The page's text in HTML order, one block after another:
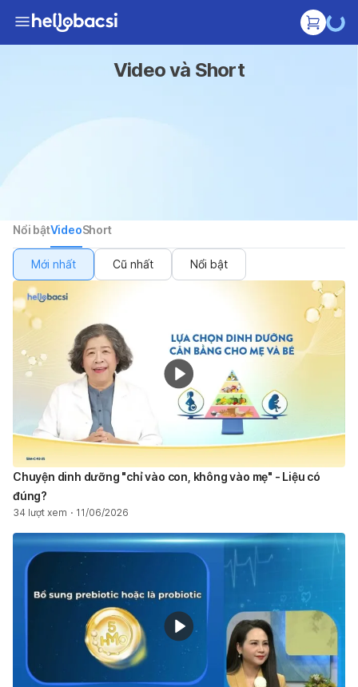
Video và Short
Nổi bậtVideoShort
Mới nhất Cũ nhất Nổi bật
Chuyện dinh dưỡng "chỉ vào con, không vào mẹ" - Liệu có
đúng?
34 lượt xem 11/06/2026